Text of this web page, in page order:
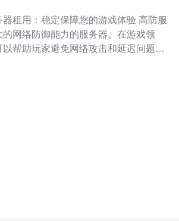
用：稳定保障您的游戏体验 高防服
网络防御能力的服务器。在游戏领
帮助玩家避免网络攻击和延迟问题，
的网络基础设施和世界级的数据中